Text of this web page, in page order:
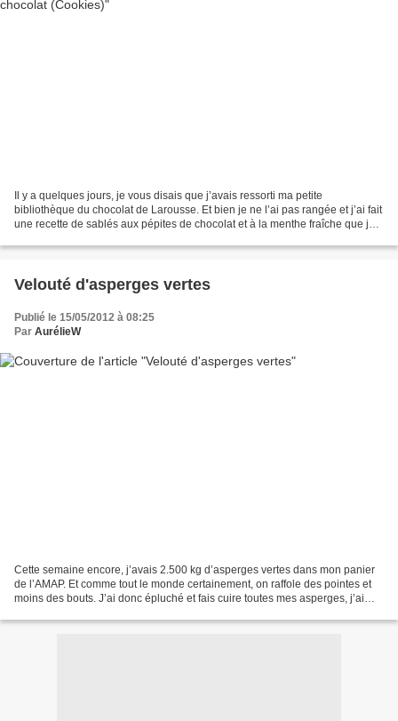
Il y a quelques jours, je vous disais que j’avais ressorti ma petite
bibliothèque du chocolat de Larousse. Et bien je ne l’ai pas rangée et j’ai fait
une recette de sablés aux pépites de chocolat et à la menthe fraîche que je
Velouté d'asperges vertes
Publié le 15/05/2012 à 08:25
Par AurélieW
Cette semaine encore, j’avais 2.500 kg d’asperges vertes dans mon panier
de l’AMAP. Et comme tout le monde certainement, on raffole des pointes et
moins des bouts. J’ai donc épluché et fais cuire toutes mes asperges, j’ai